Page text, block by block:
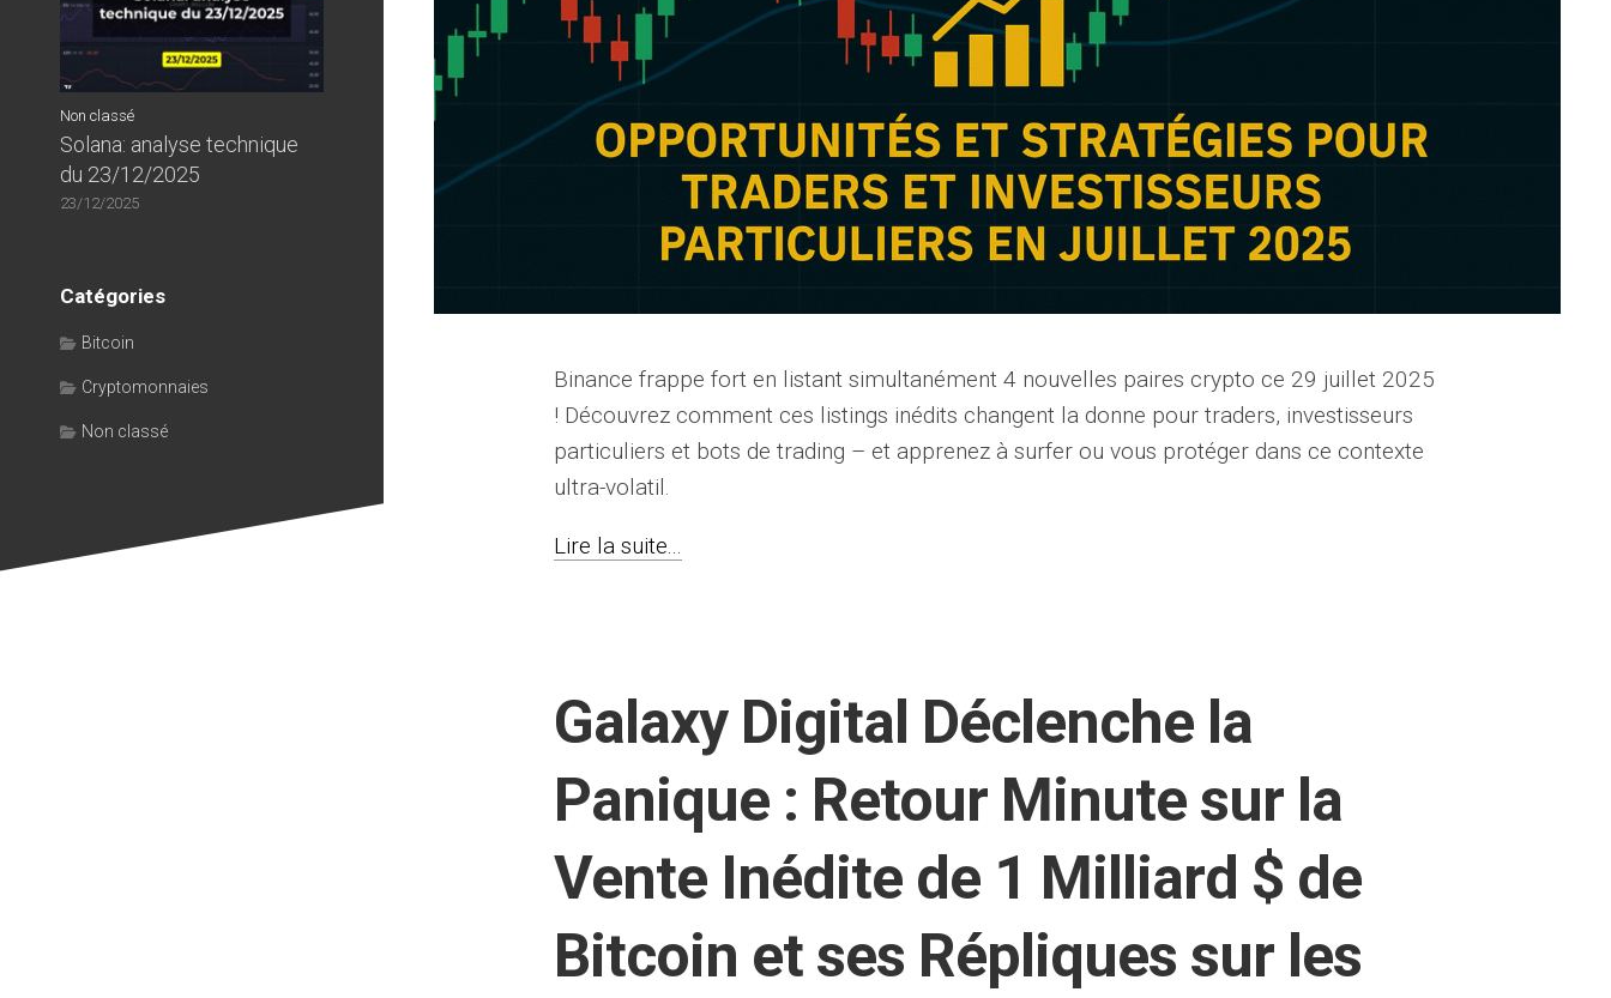
Binance frappe fort en listant simultanément 4 nouvelles paires crypto ce 29 juillet 2025
! Découvrez comment ces listings inédits changent la donne pour traders, investisseurs
particuliers et bots de trading – et apprenez à surfer ou vous protéger dans ce contexte
ultra-volatil.
Lire la suite...
Galaxy Digital Déclenche la
Panique : Retour Minute sur la
Vente Inédite de 1 Milliard $ de
Bitcoin et ses Répliques sur les
Non classé
Solana: analyse technique
du 23/12/2025
23/12/2025
Catégories
Bitcoin
Cryptomonnaies
Non classé